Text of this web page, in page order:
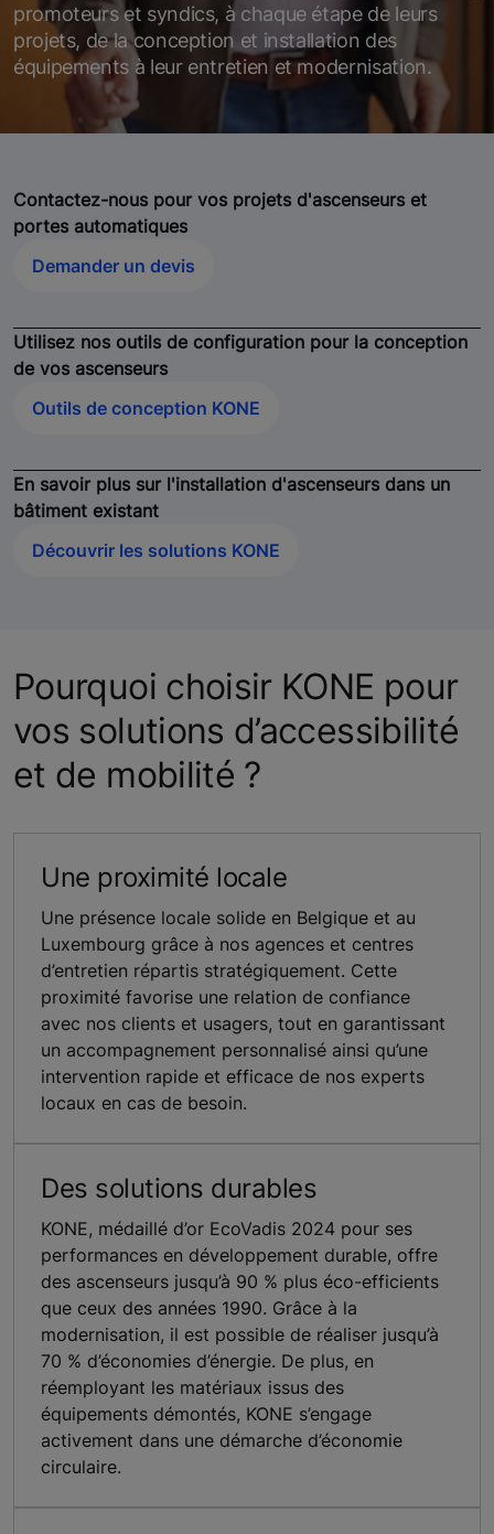
promoteurs et syndics, à chaque étape de leurs
projets, de la conception et installation des
équipements à leur entretien et modernisation.
Contactez-nous pour vos projets d'ascenseurs et
portes automatiques
Demander un devis
Utilisez nos outils de configuration pour la conception
de vos ascenseurs
Outils de conception KONE
En savoir plus sur l'installation d'ascenseurs dans un
bâtiment existant
Découvrir les solutions KONE
Pourquoi choisir KONE pour
vos solutions d’accessibilité
et de mobilité ?
Une proximité locale
Une présence locale solide en Belgique et au
Luxembourg grâce à nos agences et centres
d’entretien répartis stratégiquement. Cette
proximité favorise une relation de confiance
avec nos clients et usagers, tout en garantissant
un accompagnement personnalisé ainsi qu’une
intervention rapide et efficace de nos experts
locaux en cas de besoin.
Des solutions durables
KONE, médaillé d’or EcoVadis 2024 pour ses
performances en développement durable, offre
des ascenseurs jusqu’à 90 % plus éco-efficients
que ceux des années 1990. Grâce à la
modernisation, il est possible de réaliser jusqu’à
70 % d’économies d’énergie. De plus, en
réemployant les matériaux issus des
équipements démontés, KONE s’engage
activement dans une démarche d’économie
circulaire.